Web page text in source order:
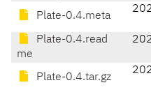
Plate-0.4.meta
Plate-0.4.read
me
Plate-0.4.tar.gz